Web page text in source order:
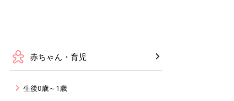
赤ちゃん・育児
生後0歳～1歳